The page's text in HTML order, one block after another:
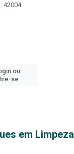
42004
ou
se
em Limpeza